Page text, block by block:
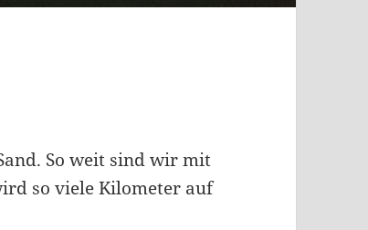
So weit sind wir mit
so viele Kilometer auf